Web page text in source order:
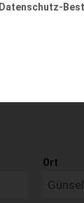
Datenschutz-
Ort